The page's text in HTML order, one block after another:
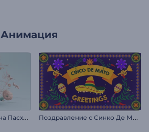
Анимация
В
идеопоздравление на Пасху: Нежная пастель П
оздравление с Синко Де Майо